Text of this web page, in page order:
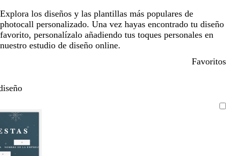
Explora los diseños y las plantillas más populares de
photocall personalizado. Una vez hayas encontrado tu diseño
favorito, personalízalo añadiendo tus toques personales en
nuestro estudio de diseño online.
Favoritos